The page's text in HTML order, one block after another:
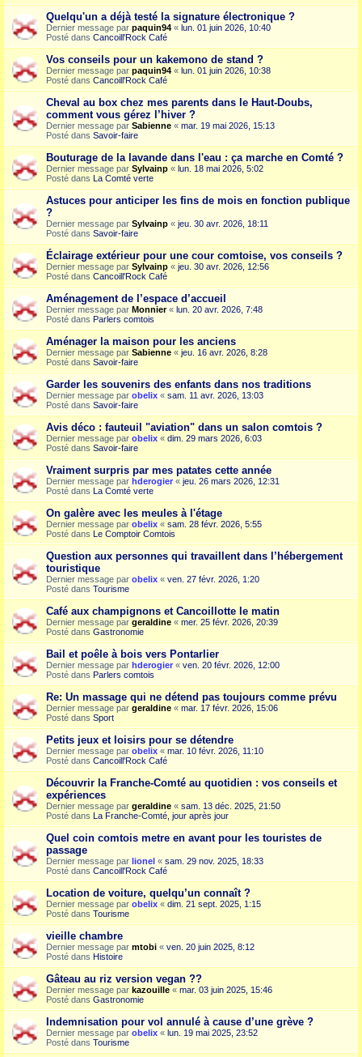
Quelqu'un a déjà testé la signature électronique ?
Dernier message par paquin94 « lun. 01 juin 2026, 10:40
Posté dans Cancoill'Rock Café
Vos conseils pour un kakemono de stand ?
Dernier message par paquin94 « lun. 01 juin 2026, 10:38
Posté dans Cancoill'Rock Café
Cheval au box chez mes parents dans le Haut-Doubs,
comment vous gérez l’hiver ?
Dernier message par Sabienne « mar. 19 mai 2026, 15:13
Posté dans Savoir-faire
Bouturage de la lavande dans l'eau : ça marche en Comté ?
Dernier message par Sylvainp « lun. 18 mai 2026, 5:02
Posté dans La Comté verte
Astuces pour anticiper les fins de mois en fonction publique
?
Dernier message par Sylvainp « jeu. 30 avr. 2026, 18:11
Posté dans Savoir-faire
Éclairage extérieur pour une cour comtoise, vos conseils ?
Dernier message par Sylvainp « jeu. 30 avr. 2026, 12:56
Posté dans Cancoill'Rock Café
Aménagement de l’espace d’accueil
Dernier message par Monnier« lun. 20 avr. 2026, 7:48
Posté dans Parlers comtois
Aménager la maison pour les anciens
Dernier message par Sabienne « jeu. 16 avr. 2026, 8:28
Posté dans Savoir-faire
Garder les souvenirs des enfants dans nos traditions
Dernier message par obelix « sam. 11 avr. 2026, 13:03
Posté dans Savoir-faire
Avis déco : fauteuil "aviation" dans un salon comtois ?
Dernier message par obelix « dim. 29 mars 2026, 6:03
Posté dans Savoir-faire
Vraiment surpris par mes patates cette année
Dernier message par hderogier « jeu. 26 mars 2026, 12:31
Posté dans La Comté verte
On galère avec les meules à l'étage
Dernier message par obelix « sam. 28 févr. 2026, 5:55
Posté dans Le Comptoir Comtois
Question aux personnes qui travaillent dans l’hébergement
touristique
Dernier message par obelix « ven. 27 févr. 2026, 1:20
Posté dans Tourisme
Café aux champignons et Cancoillotte le matin
Dernier message par geraldine « mer. 25 févr. 2026, 20:39
Posté dans Gastronomie
Bail et poêle à bois vers Pontarlier
Dernier message par hderogier « ven. 20 févr. 2026, 12:00
Posté dans Parlers comtois
Re: Un massage qui ne détend pas toujours comme prévu
Dernier message par geraldine « mar. 17 févr. 2026, 15:06
Posté dans Sport
Petits jeux et loisirs pour se détendre
Dernier message par obelix « mar. 10 févr. 2026, 11:10
Posté dans Cancoill'Rock Café
Découvrir la Franche-Comté au quotidien : vos conseils et
expériences
Dernier message par geraldine « sam. 13 déc. 2025, 21:50
Posté dans La Franche-Comté, jour après jour
Quel coin comtois metre en avant pour les touristes de
passage
Dernier message par lionel « sam. 29 nov. 2025, 18:33
Posté dans Cancoill'Rock Café
Location de voiture, quelqu’un connaît ?
Dernier message par obelix « dim. 21 sept. 2025, 1:15
Posté dans Tourisme
vieille chambre
Dernier message par mtobi « ven. 20 juin 2025, 8:12
Posté dans Histoire
Gâteau au riz version vegan ??
Dernier message par kazouille « mar. 03 juin 2025, 15:46
Posté dans Gastronomie
Indemnisation pour vol annulé à cause d’une grève ?
Dernier message par obelix « lun. 19 mai 2025, 23:52
Posté dans Tourisme